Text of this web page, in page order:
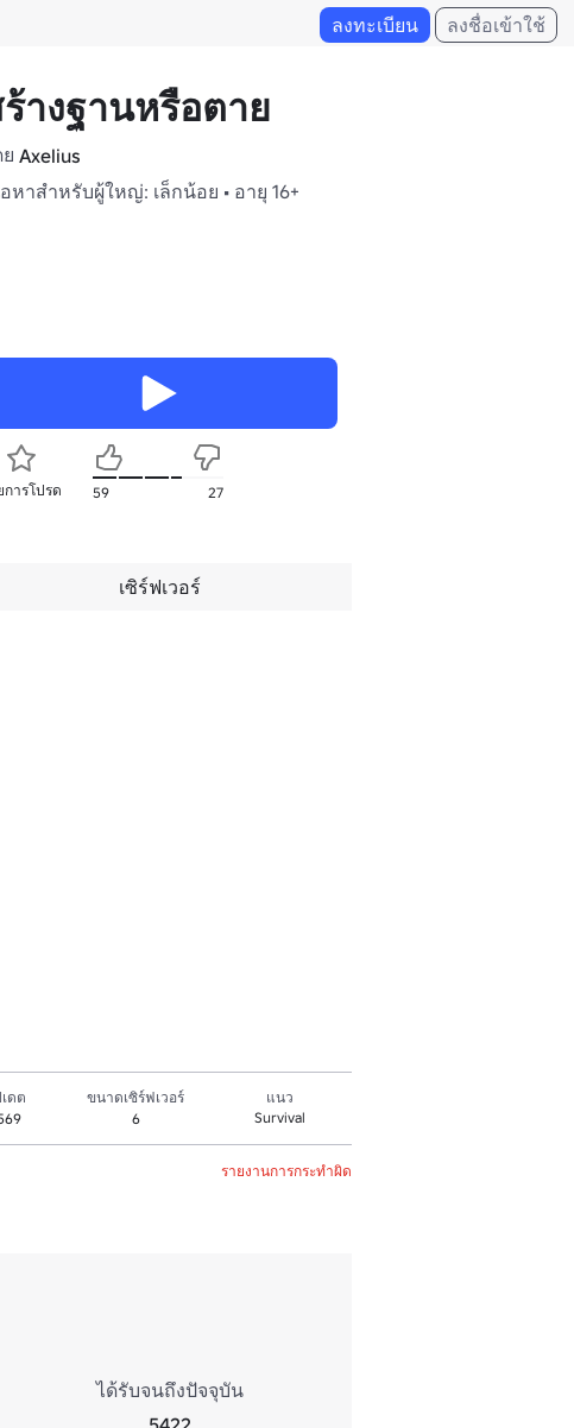
ลงทะเบียน ลงชื่อเข้าใช้
างฐานหรือตาย
Axelius
หาสำหรับผู้ใหญ่: เล็กน้อย • อายุ 16+
การโปรด 59 27
เซิร์ฟเวอร์
ดต
ขนาดเซิร์ฟเวอร์
6
แนว
Survival
รายงานการกระทำผิด
ได้รับจนถึงปัจจุบัน